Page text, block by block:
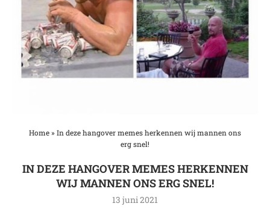
Home» In deze hangover memes herkennen wij mannen ons
erg snel!
IN DEZE HANGOVER MEMES HERKENNEN
WIJ MANNEN ONS ERG SNEL!
13 juni 2021